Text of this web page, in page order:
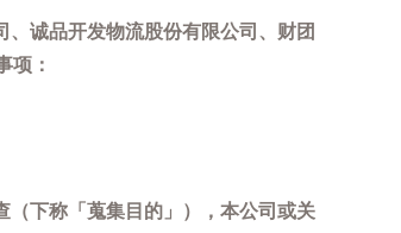
诚品开发物流股份有限公司、财团
项：
（下称「蒐集目的」），本公司或关